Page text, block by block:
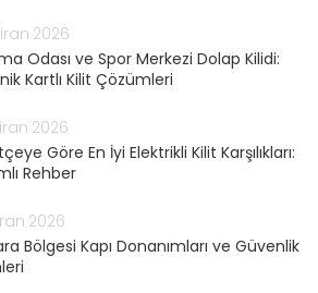
2026
Odası ve Spor Merkezi Dolap Kilidi:
Kartlı Kilit Çözümleri
2026
Göre En İyi Elektrikli Kilit Karşılıkları:
Rehber
2026
Bölgesi Kapı Donanımları ve Güvenlik